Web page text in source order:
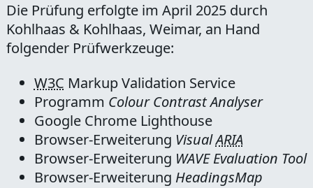
Die Prüfung erfolgte im April 2025 durch
Kohlhaas & Kohlhaas, Weimar, an Hand
folgender Prüfwerkzeuge:
W3C Markup Validation Service
Programm Colour Contrast Analyser
Google Chrome Lighthouse
Browser-Erweiterung VisualARIA
Browser-Erweiterung WAVE Evaluation Tool
Browser-Erweiterung HeadingsMap